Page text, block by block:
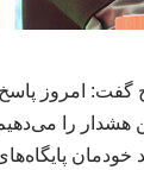
امروز پاسخ
هشدار را